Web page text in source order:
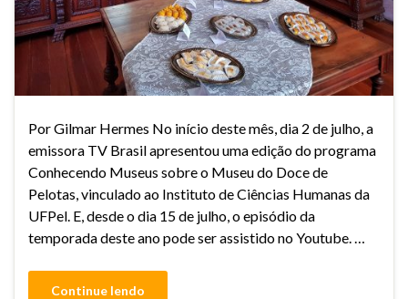
Por Gilmar Hermes No início deste mês, dia 2 de julho, a
emissora TV Brasil apresentou uma edição do programa
Conhecendo Museus sobre o Museu do Doce de
Pelotas, vinculado ao Instituto de Ciências Humanas da
UFPel. E, desde o dia 15 de julho, o episódio da
temporada deste ano pode ser assistido no Youtube. …
Continue lendo